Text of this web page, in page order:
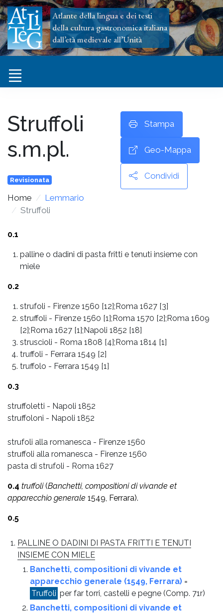
Atlante della lingua e dei testi
della cultura gastronomica italiana
dall’età medievale all’Unità
Struffoli
s.m.pl.
Revisionata
Home
Lemmario
Struffoli
Stampa
Geo-Mappa
Condividi
0.1
palline o dadini di pasta fritti e tenuti insieme con
miele
0.2
strufoli - Firenze 1560 [12];Roma 1627 [3]
struffoli - Firenze 1560 [1];Roma 1570 [2];Roma 1609
[2];Roma 1627 [1];Napoli 1852 [18]
struscioli - Roma 1808 [4];Roma 1814 [1]
truffoli - Ferrara 1549 [2]
truffolo - Ferrara 1549 [1]
0.3
struffoletti - Napoli 1852
struffoloni - Napoli 1852
strufoli alla romanesca - Firenze 1560
struffoli alla romanesca - Firenze 1560
pasta di strufoli - Roma 1627
0.4 truffoli(Banchetti, compositioni di vivande et
apparecchio generale 1549, Ferrara).
0.5
PALLINE O DADINI DI PASTA FRITTI E TENUTI
INSIEME CON MIELE
Banchetti, compositioni di vivande et
apparecchio generale (1549, Ferrara) =
Truffoli per far torri, castelli e pegne (Comp. 71r)
Banchetti, compositioni di vivande et